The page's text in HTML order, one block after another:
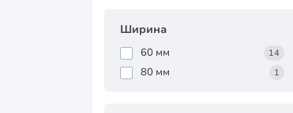
Ширина
60 мм 14
80 мм 1